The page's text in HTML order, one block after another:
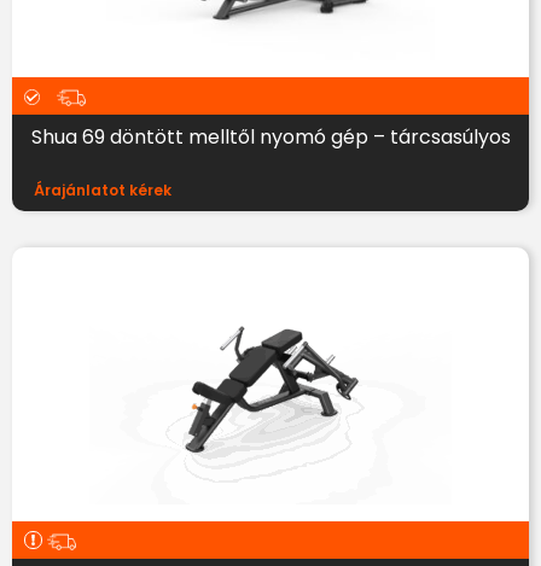
Shua 69 döntött melltől nyomó gép – tárcsasúlyos
Árajánlatot kérek